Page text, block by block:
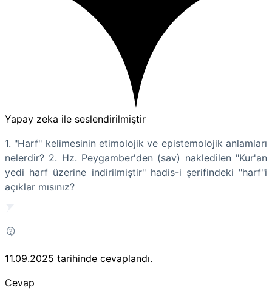
Yapay zeka ile seslendirilmiştir
1. "Harf" kelimesinin etimolojik ve epistemolojik anlamları
nelerdir? 2. Hz. Peygamber'den (sav) nakledilen "Kur'an
yedi harf üzerine indirilmiştir" hadis-i şerifindeki "harf"i
açıklar mısınız?
11.09.2025 tarihinde cevaplandı.
Cevap